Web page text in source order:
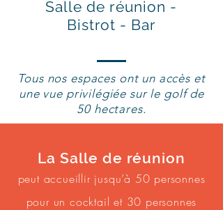
Salle de réunion -
Bistrot - Bar
Tous nos espaces ont un accès et
une vue privilégiée sur le golf de
50 hectares.
La Salle de réunion
peut accueillir jusqu’à 50 personnes
pour un cocktail et 30 personnes